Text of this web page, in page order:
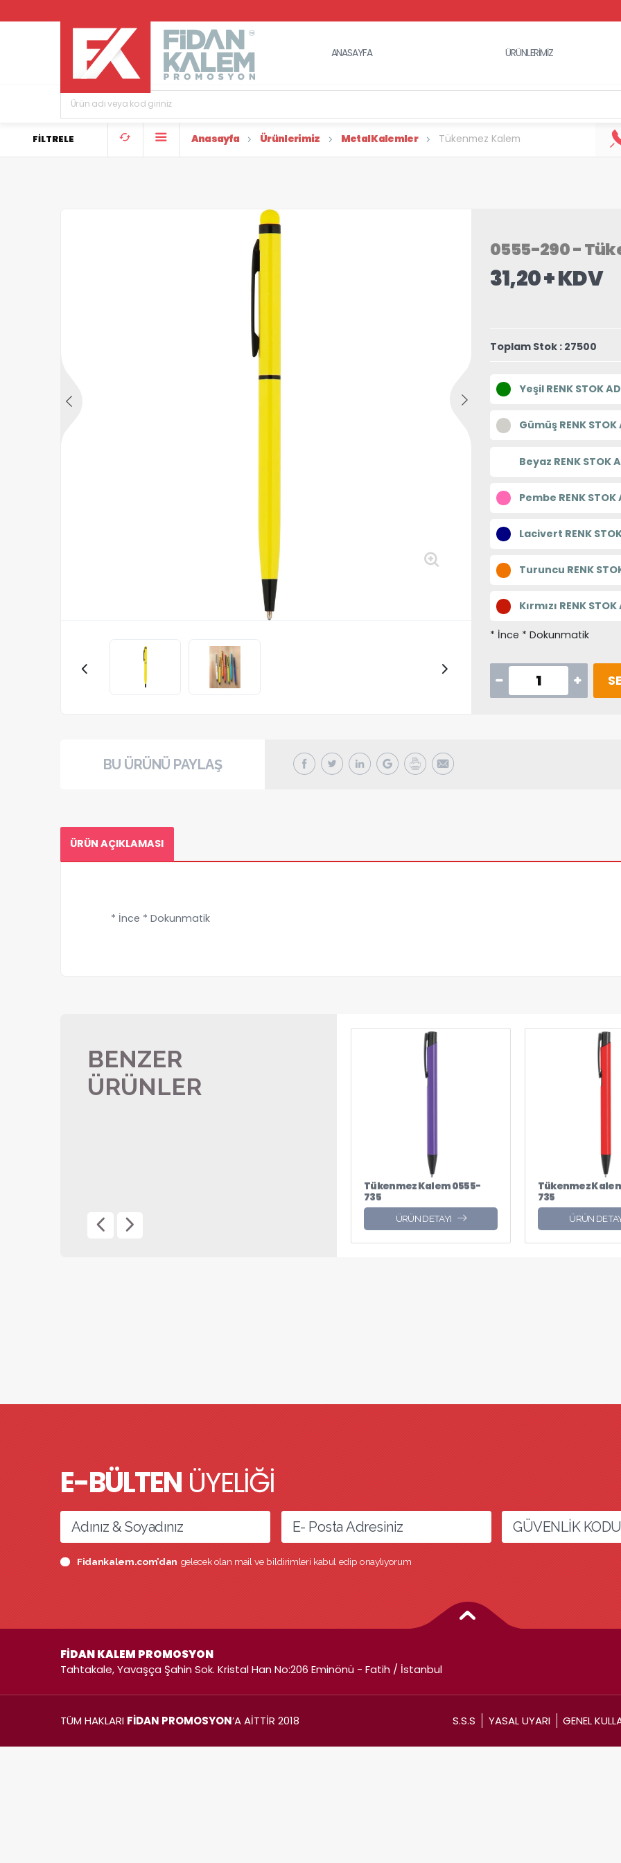
ANASAYFA ÜRÜNLERİMİZ
FİLTRELE Anasayfa Ürünlerimiz Metal Kalemler Tükenmez Kalem
0555-290 -
31,20 + KDV
Toplam Stok : 27500
Yeşil RENK STOK
Gümüş RENK STOK
Beyaz RENK STOK
Pembe RENK STOK
Lacivert RENK
Turuncu RENK
Kırmızı RENK
* İnce * Dokunmatik
BU ÜRÜNÜ PAYLAŞ
ÜRÜN AÇIKLAMASI
* İnce * Dokunmatik
BENZER
ÜRÜNLER
Tükenmez Kalem 0555-
735
ÜRÜN DETAYI
Tükenmez
735
ÜRÜN
E-BÜLTENÜYELİĞİ
Fidankalem.com’dangelecek olan mail ve bildirimleri kabul edip onaylıyorum
FİDAN KALEM PROMOSYON
Tahtakale, Yavaşça Şahin Sok. Kristal Han No:206 Eminönü - Fatih / İstanbul
TÜM HAKLARI FİDAN PROMOSYON’A AİTTİR 2018 S.S.S YASAL UYARI GENEL